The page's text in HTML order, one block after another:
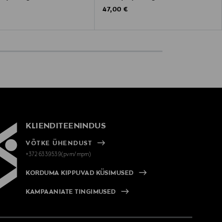
Original Price
47,00 €
KLIENDITEENINDUS
VÕTKE ÜHENDUST
+372 6339539(pvm/mpm)
KORDUMA KIPPUVAD KÜSIMUSED
KAMPAANIATE TINGIMUSED